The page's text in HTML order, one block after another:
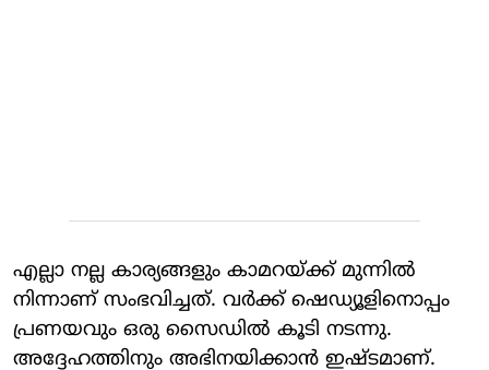
എല്ലാ നല്ല കാര്യങ്ങളും കാമറയ്ക്ക് മുന്നിൽ
നിന്നാണ് സംഭവിച്ചത്. വർക്ക് ഷെഡ്യൂളിനൊപ്പം
പ്രണയവും ഒരു സൈഡിൽ കൂടി നടന്നു.
അദ്ദേഹത്തിനും അഭിനയിക്കാൻ ഇഷ്ടമാണ്.